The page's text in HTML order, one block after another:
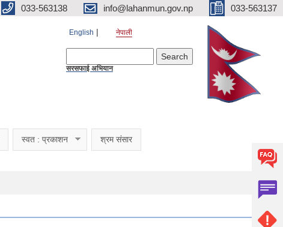
033-563138 info@lahanmun.gov.np 033-563137
English नेपाली
सरसफाई अभियान
स्वत : प्रकाशन श्रम संसार